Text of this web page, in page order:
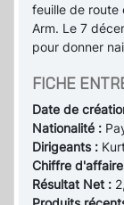
feuille de route
Arm. Le 7
pour donner
FICHE
Date de
Nationalité :
Dirigeants :
Chiffre
Résultat Net :